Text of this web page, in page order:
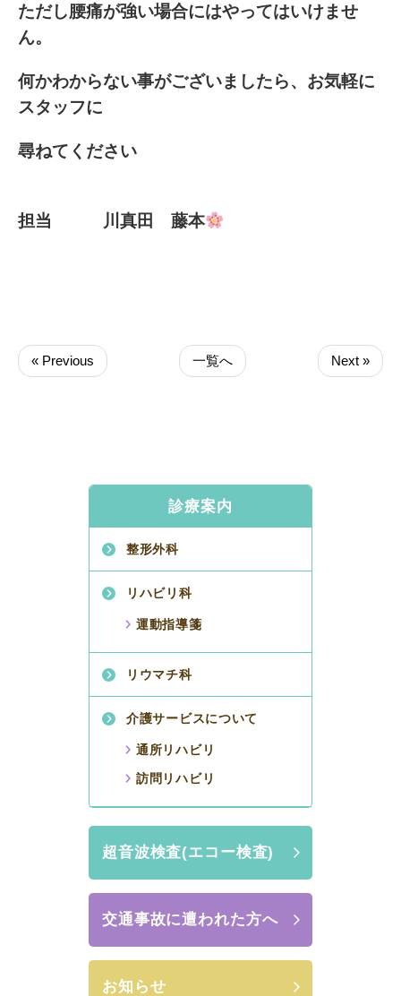
ただし腰痛が強い場合にはやってはいけませ
ん。
何かわからない事がございましたら、お気軽に
スタッフに
尋ねてください
担当 川真田 藤本
« Previous 一覧へ Next »
診療案内
整形外科
リハビリ科
運動指導箋
リウマチ科
介護サービスについて
通所リハビリ
訪問リハビリ
超音波検査(エコー検査)
交通事故に遭われた方へ
お知らせ